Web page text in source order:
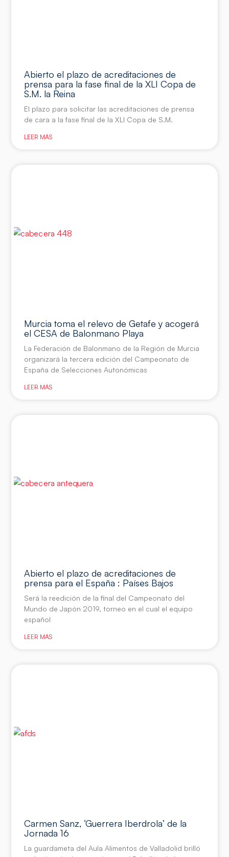
Abierto el plazo de acreditaciones de
prensa para la fase final de la XLI Copa de
S.M. la Reina
El plazo para solicitar las acreditaciones de prensa
de cara a la fase final de la XLI Copa de S.M.
LEER MÁS
Murcia toma el relevo de Getafe y acogerá
el CESA de Balonmano Playa
La Federación de Balonmano de la Región de Murcia
organizará la tercera edición del Campeonato de
España de Selecciones Autonómicas
LEER MÁS
Abierto el plazo de acreditaciones de
prensa para el España : Países Bajos
Será la reedición de la final del Campeonato del
Mundo de Japón 2019, torneo en el cual el equipo
español
LEER MÁS
Carmen Sanz, ‘Guerrera Iberdrola’ de la
Jornada 16
La guardameta del Aula Alimentos de Valladolid brilló